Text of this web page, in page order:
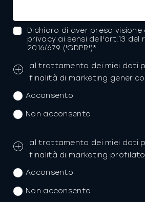
Dichiaro di aver preso
privacy ai sensi dell'art.13 del
2016/679 ('GDPR')*
al trattamento dei miei dati
finalità di marketing
Acconsento
Non acconsento
al trattamento dei miei dati
finalità di marketing
Acconsento
Non acconsento